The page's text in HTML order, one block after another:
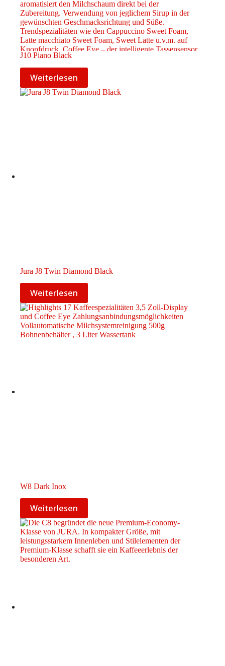
J10 Piano Black
Weiterlesen
Jura J8 Twin Diamond Black
Weiterlesen
W8 Dark Inox
Weiterlesen